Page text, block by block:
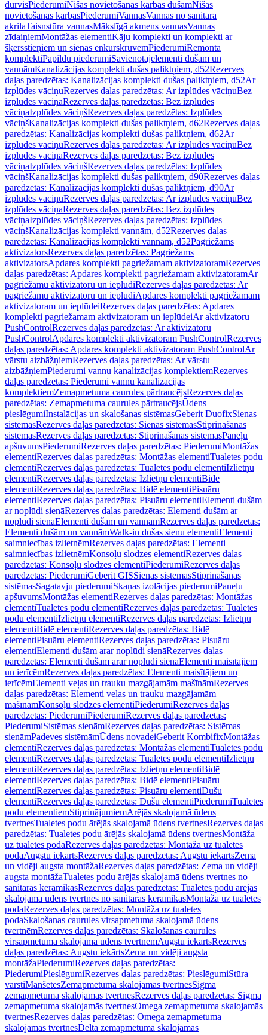
durvisPiederumiNišas novietošanas kārbas dušāmNišas
novietošanas kārbasPiederumiVannasVannas no sanitārā
akrilaTaisnstūra vannasMākslīgā akmens vannasVannas
zīdaiņiemMontāžas elementiKāju komplekti un komplekti ar
šķērsstieņiem un sienas enkurskrūvēmPiederumiRemonta
komplektiPapildu piederumiSavienotājelementi dušām un
vannāmKanalizācijas komplekti dušas paliktņiem, d52Rezerves
daļas paredzētas: Kanalizācijas komplekti dušas paliktņiem, d52Ar
izplūdes vāciņuRezerves daļas paredzētas: Ar izplūdes vāciņuBez
izplūdes vāciņaRezerves daļas paredzētas: Bez izplūdes
vāciņaIzplūdes vāciņšRezerves daļas paredzētas: Izplūdes
vāciņšKanalizācijas komplekti dušas paliktņiem, d62Rezerves daļas
paredzētas: Kanalizācijas komplekti dušas paliktņiem, d62Ar
izplūdes vāciņuRezerves daļas paredzētas: Ar izplūdes vāciņuBez
izplūdes vāciņaRezerves daļas paredzētas: Bez izplūdes
vāciņaIzplūdes vāciņšRezerves daļas paredzētas: Izplūdes
vāciņšKanalizācijas komplekti dušas paliktņiem, d90Rezerves daļas
paredzētas: Kanalizācijas komplekti dušas paliktņiem, d90Ar
izplūdes vāciņuRezerves daļas paredzētas: Ar izplūdes vāciņuBez
izplūdes vāciņaRezerves daļas paredzētas: Bez izplūdes
vāciņaIzplūdes vāciņšRezerves daļas paredzētas: Izplūdes
vāciņšKanalizācijas komplekti vannām, d52Rezerves daļas
paredzētas: Kanalizācijas komplekti vannām, d52Pagriežams
aktivizatorsRezerves daļas paredzētas: Pagriežams
aktivizatorsApdares komplekti pagriežamam aktivizatoramRezerves
daļas paredzētas: Apdares komplekti pagriežamam aktivizatoramAr
pagriežamu aktivizatoru un ieplūdiRezerves daļas paredzētas: Ar
pagriežamu aktivizatoru un ieplūdiApdares komplekti pagriežamam
aktivizatoram un ieplūdeiRezerves daļas paredzētas: Apdares
komplekti pagriežamam aktivizatoram un ieplūdeiAr aktivizatoru
PushControlRezerves daļas paredzētas: Ar aktivizatoru
PushControlApdares komplekti aktivizatoram PushControlRezerves
daļas paredzētas: Apdares komplekti aktivizatoram PushControlAr
vārstu aizbāžņiemRezerves daļas paredzētas: Ar vārstu
aizbāžņiemPiederumi vannu kanalizācijas komplektiemRezerves
daļas paredzētas: Piederumi vannu kanalizācijas
komplektiemZemapmetuma caurules pārtraucējsRezerves daļas
paredzētas: Zemapmetuma caurules pārtraucējsŪdens
pieslēgumiInstalācijas un skalošanas sistēmasGeberit DuofixSienas
sistēmasRezerves daļas paredzētas: Sienas sistēmasStiprināšanas
sistēmasRezerves daļas paredzētas: Stiprināšanas sistēmasPaneļu
apšuvumsPiederumiRezerves daļas paredzētas: PiederumiMontāžas
elementiRezerves daļas paredzētas: Montāžas elementiTualetes podu
elementiRezerves daļas paredzētas: Tualetes podu elementiIzlietņu
elementiRezerves daļas paredzētas: Izlietņu elementiBidē
elementiRezerves daļas paredzētas: Bidē elementiPisuāru
elementiRezerves daļas paredzētas: Pisuāru elementiElementi dušām
ar noplūdi sienāRezerves daļas paredzētas: Elementi dušām ar
noplūdi sienāElementi dušām un vannāmRezerves daļas paredzētas:
Elementi dušām un vannāmWalk-in dušas sienu elementiElementi
saimniecības izlietnēmRezerves daļas paredzētas: Elementi
saimniecības izlietnēmKonsoļu slodzes elementiRezerves daļas
paredzētas: Konsoļu slodzes elementiPiederumiRezerves daļas
paredzētas: PiederumiGeberit GISSienas sistēmasStiprināšanas
sistēmasSagatavju piederumiSkaņas izolācijas piederumiPaneļu
apšuvumsMontāžas elementiRezerves daļas paredzētas: Montāžas
elementiTualetes podu elementiRezerves daļas paredzētas: Tualetes
podu elementiIzlietņu elementiRezerves daļas paredzētas: Izlietņu
elementiBidē elementiRezerves daļas paredzētas: Bidē
elementiPisuāru elementiRezerves daļas paredzētas: Pisuāru
elementiElementi dušām arar noplūdi sienāRezerves daļas
paredzētas: Elementi dušām arar noplūdi sienāElementi maisītājiem
un ierīcēmRezerves daļas paredzētas: Elementi maisītājiem un
ierīcēmElementi veļas un trauku mazgājamām mašīnāmRezerves
daļas paredzētas: Elementi veļas un trauku mazgājamām
mašīnāmKonsoļu slodzes elementiPiederumiRezerves daļas
paredzētas: PiederumiPiederumiRezerves daļas paredzētas:
PiederumiSistēmas sienāmRezerves daļas paredzētas: Sistēmas
sienāmPadeves sistēmāmŪdens novadeiGeberit KombifixMontāžas
elementiRezerves daļas paredzētas: Montāžas elementiTualetes podu
elementiRezerves daļas paredzētas: Tualetes podu elementiIzlietņu
elementiRezerves daļas paredzētas: Izlietņu elementiBidē
elementiRezerves daļas paredzētas: Bidē elementiPisuāru
elementiRezerves daļas paredzētas: Pisuāru elementiDušu
elementiRezerves daļas paredzētas: Dušu elementiPiederumiTualetes
podu elementiemStiprinājumiemĀrējās skalojamā ūdens
tvertnesTualetes podu ārējās skalojamā ūdens tvertnesRezerves daļas
paredzētas: Tualetes podu ārējās skalojamā ūdens tvertnesMontāža
uz tualetes podaRezerves daļas paredzētas: Montāža uz tualetes
podaAugstu iekārtsRezerves daļas paredzētas: Augstu iekārtsZema
un vidēji augsta montāžaRezerves daļas paredzētas: Zema un vidēji
augsta montāžaTualetes podu ārējās skalojamā ūdens tvertnes no
sanitārās keramikasRezerves daļas paredzētas: Tualetes podu ārējās
skalojamā ūdens tvertnes no sanitārās keramikasMontāža uz tualetes
podaRezerves daļas paredzētas: Montāža uz tualetes
podaSkalošanas caurules virsapmetuma skalojamā ūdens
tvertnēmRezerves daļas paredzētas: Skalošanas caurules
virsapmetuma skalojamā ūdens tvertnēmAugstu iekārtsRezerves
daļas paredzētas: Augstu iekārtsZema un vidēji augsta
montāžaPiederumiRezerves daļas paredzētas:
PiederumiPieslēgumiRezerves daļas paredzētas: PieslēgumiStūra
vārstiManšetesZemapmetuma skalojamās tvertnesSigma
zemapmetuma skalojamās tvertnesRezerves daļas paredzētas: Sigma
zemapmetuma skalojamās tvertnesOmega zemapmetuma skalojamās
tvertnesRezerves daļas paredzētas: Omega zemapmetuma
skalojamās tvertnesDelta zemapmetuma skalojamās